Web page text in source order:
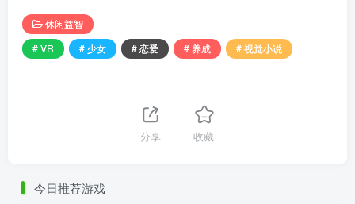
休闲益智
# VR
# 少女 # 恋爱 # 养成 # 视觉小说
分享 收藏
今日推荐游戏